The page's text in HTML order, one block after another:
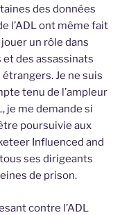
des données
l’ADL ont même fait
un rôle dans
des assassinats
Je ne suis
tenu de l’ampleur
je me demande si
poursuivie aux
Influenced and
ses dirigeants
de prison.
contre l’ADL